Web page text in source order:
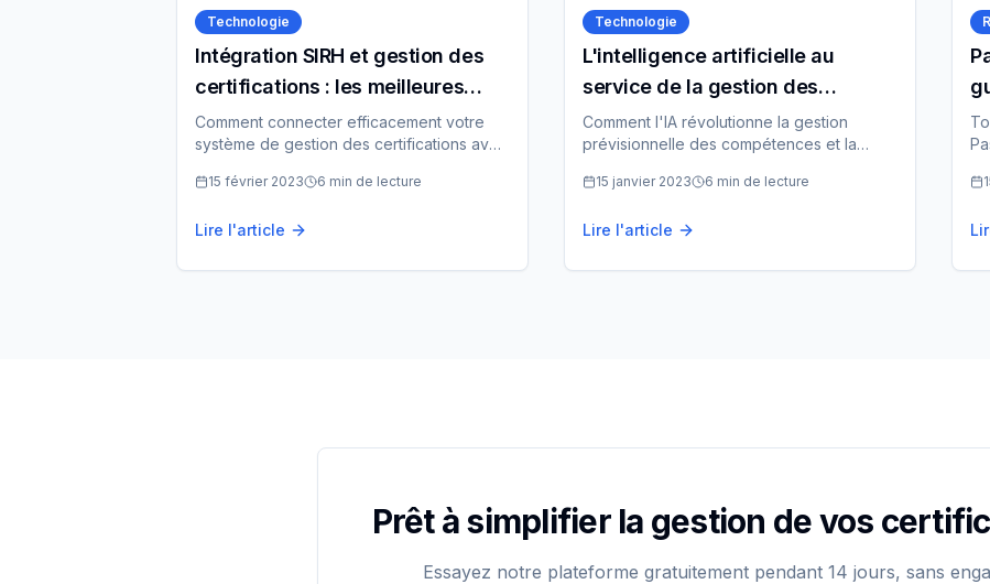
Technologie
Intégration SIRH et gestion des
certifications : les meilleures
pratiques
Comment connecter efficacement votre
système de gestion des certifications avec
des compétences.
15 février 2023 6 min de lecture
Lire l'article
Technologie
L'intelligence artificielle au
service de la gestion des
compétences
Comment l'IA révolutionne la gestion
prévisionnelle des compétences et la
15 janvier 2023 6 min de lecture
Lire l'article
Prêt à simplifier la gestion de vos
Essayez notre plateforme gratuitement pendant 14 jours, sans